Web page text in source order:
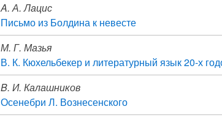
A. А. Лацис
Письмо из Болдина к невесте
М. Г. Мазья
В. К. Кюхельбекер и литературный язык 20-х
B. И. Калашников
Осенебри Л. Вознесенского